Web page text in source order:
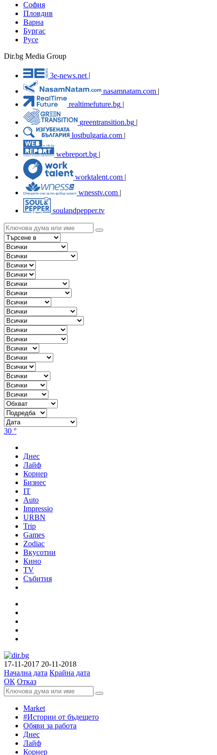
София
Пловдив
Варна
Бургас
Русе
Dir.bg Media Group
3e-news.net
nasamnatam.com |
realtimefuture.bg |
greentransition.bg |
lostbulgaria.com |
webreport.bg
worktalent.com |
wnesstv.com |
soulandpepper.tv
30 °
Днес
Лайф
Корнер
Бизнес
IT
Auto
Impressio
URBN
Trip
Games
Zodiac
Вкусотии
Кино
TV
Събития
17-11-2017 20-11-2018
Начална дата Крайна дата
ОК Отказ
Market
#Истории от бъдещето
Обяви за работа
Днес
Лайф
Корнер